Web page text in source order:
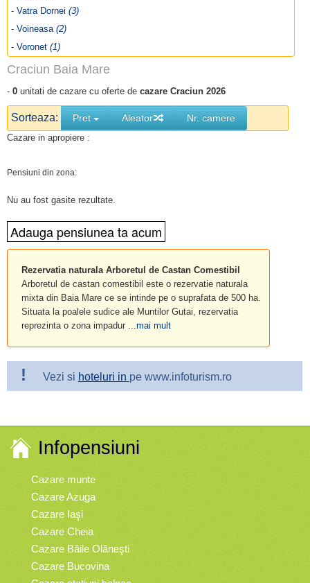
- Vatra Dornei (3)
- Voineasa (2)
- Voronet (1)
Craciun Baia Mare
- 0 unitati de cazare cu oferte de cazare Craciun 2026
Sorteaza: Pret Aleator Nr. camere
Cazare in apropiere :
Pensiuni din zona:
Nu au fost gasite rezultate.
Rezervatia naturala Arboretul de Castan Comestibil
Arboretul de castan comestibil este o rezervatie naturala
mixta din Baia Mare ce se intinde pe o suprafata de 500 ha.
Situata la poalele sudice ale Muntilor Gutai, rezervatia
reprezinta o zona impadur ...mai mult
! Vezi si hoteluri in pe www.infoturism.ro
Infopensiuni
Cazare munte
Cazare Azuga
Cazare Iaşi
Cazare Cheia
Cazare Băile Olăneşti
Cazare Bucovina